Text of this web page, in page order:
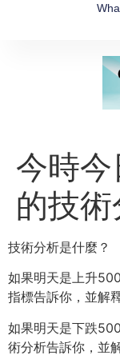
今時
的技術
技術分析是什麼？
如果明天是上升500
指標告訴你，並解
如果明天是下跌500
術分析告訴你， 並